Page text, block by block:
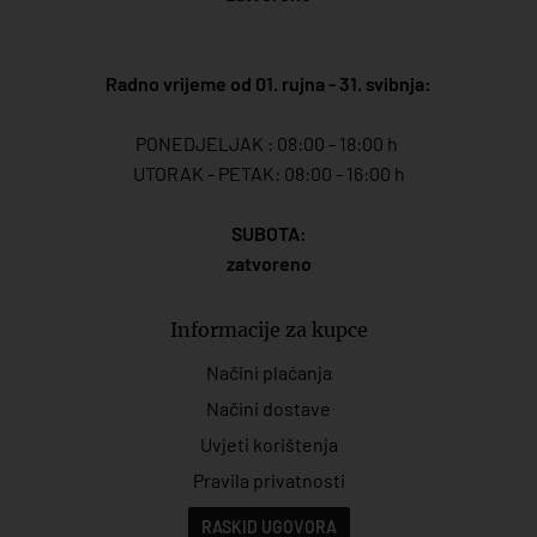
Radno vrijeme od 01. rujna - 31. svibnja:
PONEDJELJAK : 08:00 - 18:00 h
UTORAK - PETAK: 08:00 - 16:00 h
SUBOTA:
zatvoreno
Informacije za kupce
Načini plaćanja
Načini dostave
Uvjeti korištenja
Pravila privatnosti
RASKID UGOVORA